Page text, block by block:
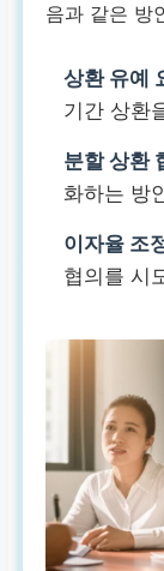
음과 같은 방
상환 유예
기간 상환
분할 상환
화하는 방
이자율 조
협의를 시